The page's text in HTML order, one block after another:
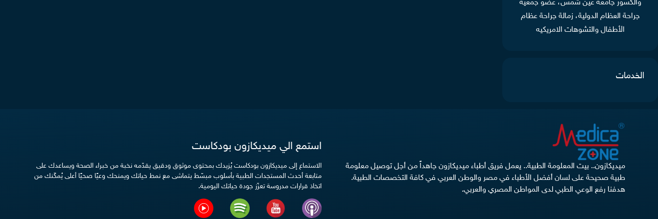
والكسور جامعة عين شمس، عضو جمعية
جراحة العظام الدولية، زمالة جراحة عظام
الأطفال والتشوهات الامريكيه
الخدمات
استمع الي ميديكازون بودكاست
ميديكازون.. بيت المعلومة الطبية.. يعمل فريق أطباء ميديكازون جاهداً من أجل توصيل معلومة
طبية صحيحة على لسان أفضل الأطباء في مصر والوطن العربي في كافة التخصصات الطبية.
هدفنا رفع الوعي الطبي لدى المواطن المصري والعربي.
الاستماع إلى ميديكازون بودكاست يُزيدك بمحتوى موثوق ودقيق يقدّمه نخبة من خبراء الصحة ويساعدك على
متابعة أحدث المستجدات الطبية بأسلوب مبسّط يتماشى مع نمط حياتك ويمنحك وعيًا صحيًا أعلى يُمكّنك من
اتخاذ قرارات مدروسة تعزّز جودة حياتك اليومية.